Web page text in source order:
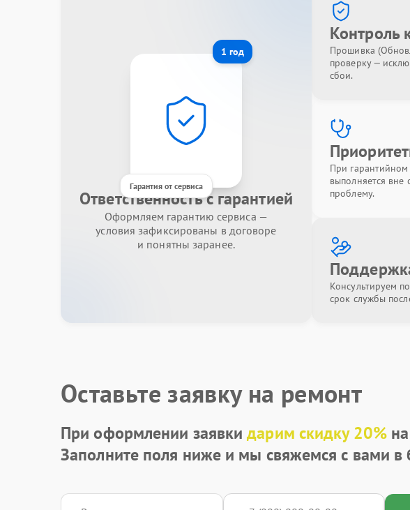
1 год
Гарантия от сервиса
Ответственность с гарантией
Оформляем гарантию сервиса —
условия зафиксированы в договоре
и понятны заранее.
Контроль
Прошивка
проверку —
сбои.
При
выполняется вне
проблему.
Консультируем
срок службы
Оставьте заявку на ремонт
При оформлении заявкидарим скидку 20%на
Заполните поля ниже и мы свяжемся с вами